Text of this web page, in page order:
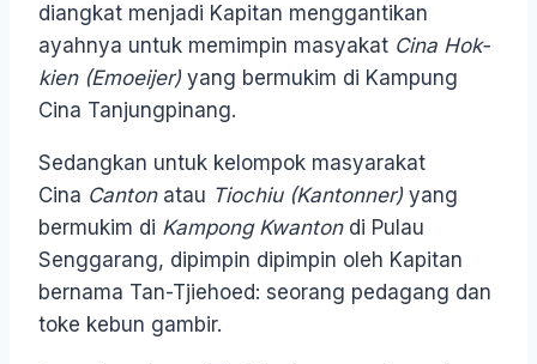
diangkat menjadi Kapitan menggantikan
ayahnya untuk memimpin masyakat Cina Hok-
kien (Emoeijer) yang bermukim di Kampung
Cina Tanjungpinang.
Sedangkan untuk kelompok masyarakat
Cina Cantonatau Tiochiu (Kantonner) yang
bermukim di Kampong Kwantondi Pulau
Senggarang, dipimpin dipimpin oleh Kapitan
bernama Tan-Tjiehoed: seorang pedagang dan
toke kebun gambir.